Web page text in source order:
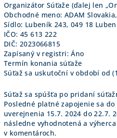
o
v
Organizátor Súťaže (ďalej len
Obchodné meno: ADAM
Sídlo: Lubeník 243, 049 18
IČO: 45 613 222
DIČ: 2023066815
Zapísaný v registri: Áno
Termín konania súťaže
Súťaž sa uskutoční v období od
Súťaž sa spúšťa po pridaní
Posledné platné zapojenie sa
uverejnenia 15.7. 2024 do 22.7.
následne vyhodnotená a
v komentároch.